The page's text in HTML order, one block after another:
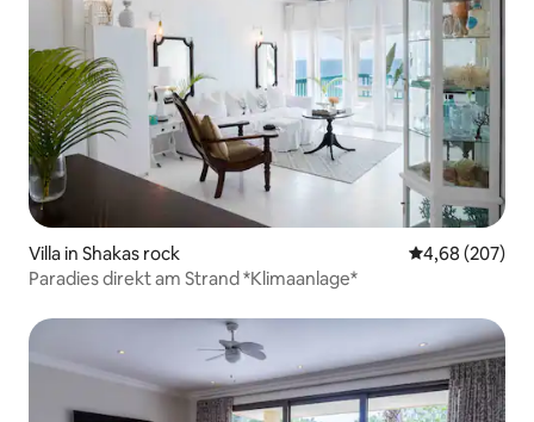
Villa in Shakas rock
4,68 (207)
Paradies direkt am Strand *Klimaanlage*